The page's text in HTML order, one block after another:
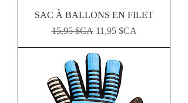
SAC À BALLONS EN FILET
Prix original
15,95 $CA Prix promotionnel
11,95 $CA